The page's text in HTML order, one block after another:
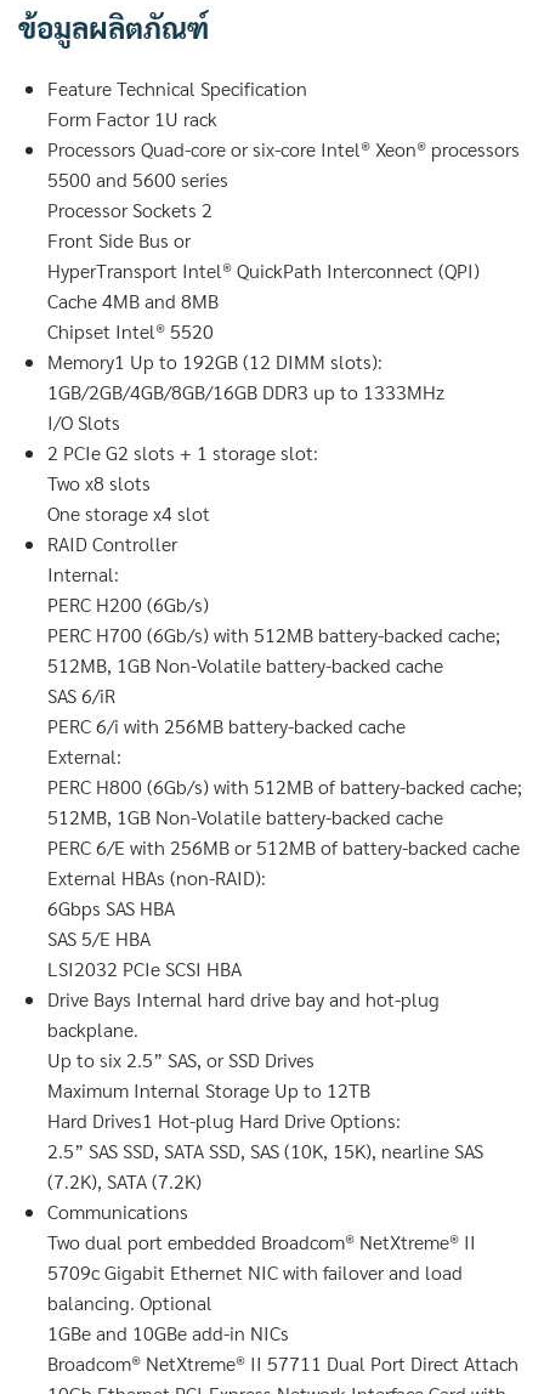
ข้อมูลผลิตภัณฑ์
Feature Technical Specification
Form Factor 1U rack
Processors Quad-core or six-core Intel® Xeon® processors
5500 and 5600 series
Processor Sockets 2
Front Side Bus or
HyperTransport Intel® QuickPath Interconnect (QPI)
Cache 4MB and 8MB
Chipset Intel® 5520
Memory1 Up to 192GB (12 DIMM slots):
1GB/2GB/4GB/8GB/16GB DDR3 up to 1333MHz
I/O Slots
2 PCIe G2 slots + 1 storage slot:
Two x8 slots
One storage x4 slot
RAID Controller
Internal:
PERC H200 (6Gb/s)
PERC H700 (6Gb/s) with 512MB battery-backed cache;
512MB, 1GB Non-Volatile battery-backed cache
SAS 6/iR
PERC 6/i with 256MB battery-backed cache
External:
PERC H800 (6Gb/s) with 512MB of battery-backed cache;
512MB, 1GB Non-Volatile battery-backed cache
PERC 6/E with 256MB or 512MB of battery-backed cache
External HBAs (non-RAID):
6Gbps SAS HBA
SAS 5/E HBA
LSI2032 PCIe SCSI HBA
Drive Bays Internal hard drive bay and hot-plug
backplane.
Up to six 2.5” SAS, or SSD Drives
Maximum Internal Storage Up to 12TB
Hard Drives1 Hot-plug Hard Drive Options:
2.5” SAS SSD, SATA SSD, SAS (10K, 15K), nearline SAS
(7.2K), SATA (7.2K)
Communications
Two dual port embedded Broadcom® NetXtreme® II
5709c Gigabit Ethernet NIC with failover and load
balancing. Optional
1GBe and 10GBe add-in NICs
Broadcom® NetXtreme® II 57711 Dual Port Direct Attach